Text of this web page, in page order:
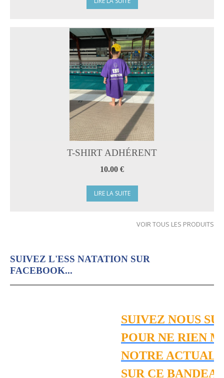
T-SHIRT ADHÉRENT
10.00 €
LIRE LA SUITE
VOIR TOUS LES PRODUITS
SUIVEZ L'ESS NATATION SUR
FACEBOOK...
SUIVEZ NOUS
POUR NE RIEN
NOTRE
SUR CE BANDEAU